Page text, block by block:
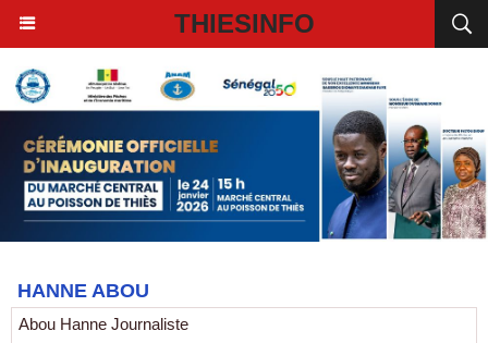
THIESINFO
HANNE ABOU
Abou Hanne Journaliste